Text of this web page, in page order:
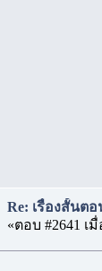
Re: เรื่องสั้นต
«ตอบ #2641 เมื่